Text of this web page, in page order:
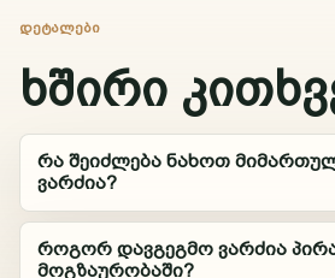
ᲓᲔᲢᲐᲚᲔᲑᲘ
ხშირი
რა შეიძლება ნახოთ
ვარძია?
როგორ დავგეგმო ვარძია
მოგზაურობაში?
ᲰᲙᲘᲗᲮᲔ AI-Ს
ასისტენტი